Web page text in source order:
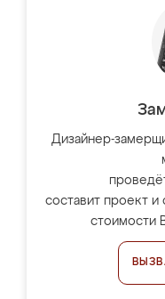
Дизайнер-
составит проект и
стоимости